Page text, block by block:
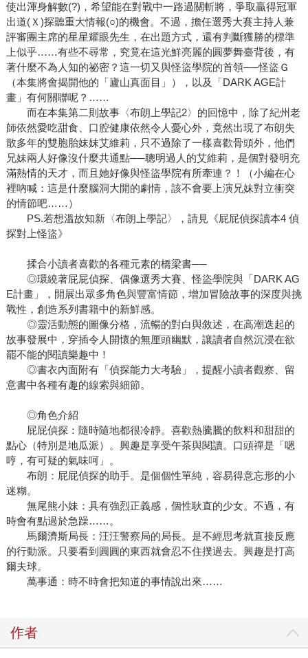
使出渾身解數(?)，希望能在對戰中一路過關斬將，爭取贏得冠軍
出道(Ｘ)探聽重大情報(○)的機會。不過，擔任選秀大賽主持人兼
評審團主席的星星耀眼先生，在出題方式，還有判斷獲勝的標準
上似乎……有些不尋常，究竟在這光鮮亮麗的圓夢舞臺背後，有
著什麼不為人知的祕密？這一切又與怪盜學院的首領──怪盜Ｇ
（本集將會揭開他的「廬山真面目」），以及「DARK AGE計
畫」有何關聯呢？……
而在本集第二則故事〈布朗上學記2〉的回憶中，除了紀州老
師依然愛吃甜食、口腔健康依然令人憂心外，竟然出現了布朗失
散多年的雙胞胎妹妹艾維莉，只不過除了一樣喜歡骨頭外，他們
兄妹兩人好像沒什麼共通點──聰明過人的艾維莉，是個對發明充
滿熱情的天才，而且她好像與怪盜學院有所牽連？！（小編在心
裡吶喊：這是什麼腦洞大開的劇情，該不會要上演兄妹對立衝突
的情節吧……）
PS.若想溫故知新〈布朗上學記〉，請見《屁屁偵探讀本4 偵
探對上怪盜》
揉合小讀者喜歡的各種元素的橋梁書──
◎環繞著屁屁偵探、偶像選秀大賽、怪盜學院與「DARK AG
E計畫」，開展出眾多角色與豐富情節，增加冒險故事的深度與挑
戰性，創造系列書籍中的新鮮感。
◎靈活動態的圖像分格，流暢的對白與敘述，在高潮迭起的
故事發展中，穿插令人開懷的無厘頭幽默，讓讀者自然沉浸在欲
罷不能的閱讀樂趣中！
◎書衣內面附有「偵探能力大考驗」，提醒小讀者觀察、留
意書中各種有趣的線索與細節。
◎角色介紹
屁屁偵探：隨時隨地都很冷靜。喜歡熱騰騰的飲料和甜甜的
點心（特別是地瓜派）。興趣是享受午茶與閱讀。口頭禪是「嗯
哼，有可疑的氣味呵」。
布朗：屁屁偵探的助手。是個個性單純，容易得意忘形的小
迷糊。
無尾熊小妹：具有強烈正義感，個性耿直的少女。不過，有
時會有點過於急躁……。
馬爾濟斯局長：汪汪警察局的局長。是不經思考就直接反應
的行動派。只要看到圓圓的東西就會忍不住撲過去。興趣是打高
爾夫球。
萬事通：時不時會把知道的事情說出來……
作者